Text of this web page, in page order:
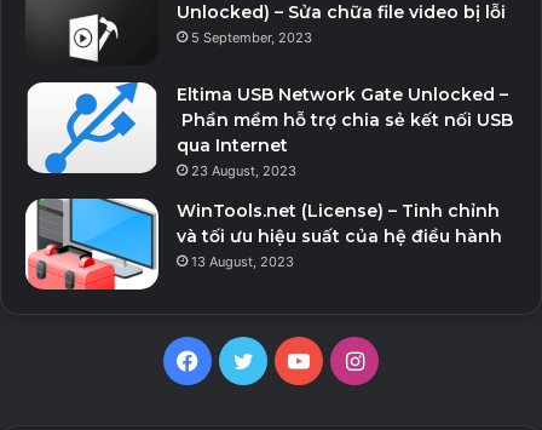
Unlocked) – Sửa chữa file video bị lỗi
5 September, 2023
Eltima USB Network Gate Unlocked –
Phần mềm hỗ trợ chia sẻ kết nối USB
qua Internet
23 August, 2023
WinTools.net (License) – Tinh chỉnh
và tối ưu hiệu suất của hệ điều hành
13 August, 2023
Facebook
TwitterYouTubeInstagram